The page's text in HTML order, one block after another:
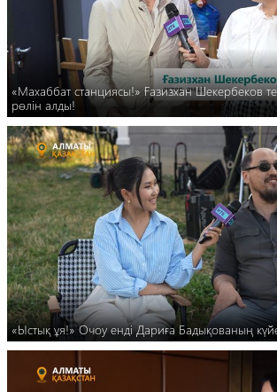
«Махаббат станциясы!» Ғазизхан Шекербеков
рөлін алды!
«Ыстық ұя!» Очоу енді Дариға Бадықованың